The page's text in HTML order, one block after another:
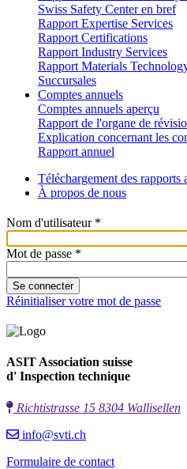
Swiss Safety Center en bref
Rapport Expertise Services
Rapport Certifications
Rapport Industry Services
Rapport Materials
Succursales
Comptes annuels
Comptes annuels aperçu
Rapport de l'organe de
Explication concernant les
Rapport annuel
Téléchargement des rapports
À propos de nous
Nom d'utilisateur *
Mot de passe *
Réinitialiser votre mot de passe
ASIT Association suisse
d' Inspection technique
Richtistrasse 15 8304 Wallisellen
info@svti.ch
Formulaire de contact